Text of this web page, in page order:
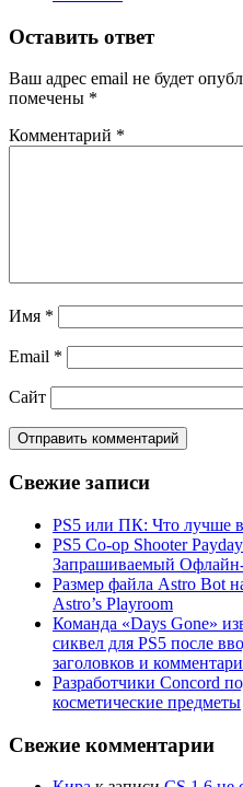
Оставить ответ
Ваш адрес email не будет
помечены *
Комментарий *
Имя *
Email *
Сайт
Свежие записи
PS5 или ПК: Что лучше
PS5 Co-op Shooter
Запрашиваемый
Размер файла Astro Bot
Astro’s Playroom
Команда «Days Gone»
сиквел для PS5 после
заголовков и
Разработчики Concord
косметические предметы
Свежие комментарии